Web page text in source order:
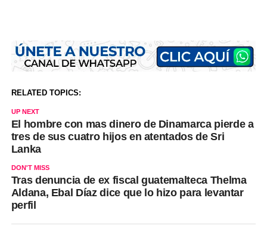
RELATED TOPICS:
UP NEXT
El hombre con mas dinero de Dinamarca pierde a
tres de sus cuatro hijos en atentados de Sri
Lanka
DON'T MISS
Tras denuncia de ex fiscal guatemalteca Thelma
Aldana, Ebal Díaz dice que lo hizo para levantar
perfil